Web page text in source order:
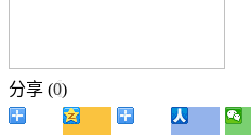
分享 (0)